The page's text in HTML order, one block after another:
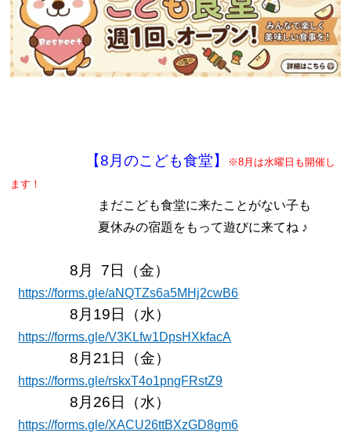
【8月のこども食堂】
※8月は水曜日も開催し
ます！
まだこども食堂に来たことがない子も
夏休みの宿題をもって遊びに来てね ♪
8月 7日（金）
https://forms.gle/aNQTZs6a5MHj2cwB6
8月19日（水）
https://forms.gle/V3KLfw1DpsHXkfacA
8月21日（金）
https://forms.gle/rskxT4o1pngFRstZ9
8月26日（水）
https://forms.gle/XACU26ttBXzGD8gm6